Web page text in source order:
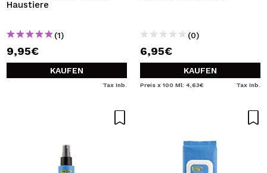
Haustiere
(1)
9,95€
KAUFEN
Tax Inb.
(0)
6,95€
KAUFEN
Preis x 100 Ml: 4,63€ Tax Inb.